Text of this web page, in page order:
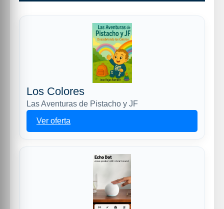
Los Colores
Las Aventuras de Pistacho y JF
Ver oferta